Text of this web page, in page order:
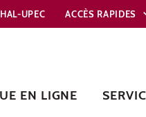
HAL-UPEC ACCÈS RAPIDES
EN LIGNE